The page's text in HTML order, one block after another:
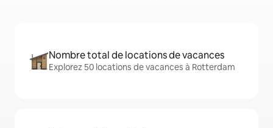
Nombre total de locations de vacances
Explorez 50 locations de vacances à Rotterdam